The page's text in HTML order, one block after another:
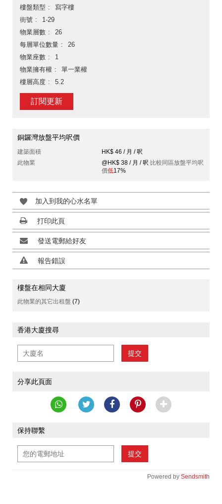
樓盤類型
寫字樓
街號
1-29
物業層數
26
每層單位數量
26
物業座數
1
物業擁有權
單一業權
樓層高度
5.2
訂閱更新
銅鑼灣放盤平均呎價
建築面積
HK$ 46 / 月 / 呎
此物業
@HK$ 38 / 月 / 呎 比較同區放盤平均呎
價低17%
加入到我的心水名單
打印此頁
發送電郵給好友
報告錯誤
樓盤在相同大廈
此物業的其它出租盤 (7)
香港大廈搜尋
提交
分享此頁面
保持聯繫
提交
Powered by Sendsmith